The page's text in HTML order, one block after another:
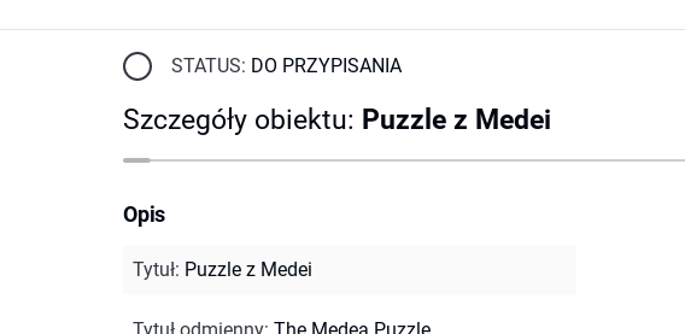
STATUS: DO PRZYPISANIA
Szczegóły obiektu: Puzzle z Medei
Opis
Tytuł: Puzzle z Medei